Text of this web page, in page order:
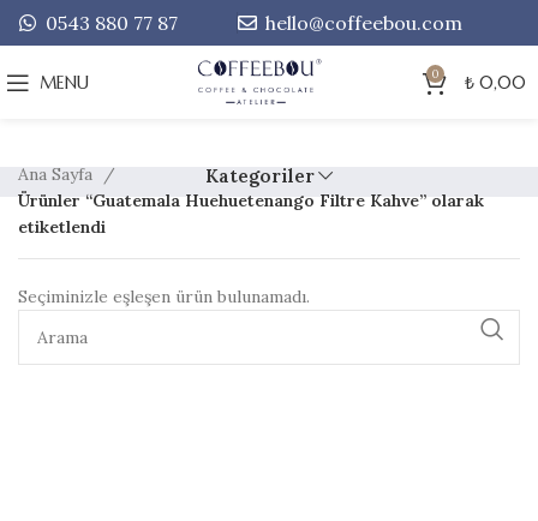
0543 880 77 87 hello@coffeebou.com
MENU 0 ₺ 0,00
Kategoriler
Ana Sayfa
Ürünler “Guatemala Huehuetenango Filtre Kahve” olarak
etiketlendi
Seçiminizle eşleşen ürün bulunamadı.